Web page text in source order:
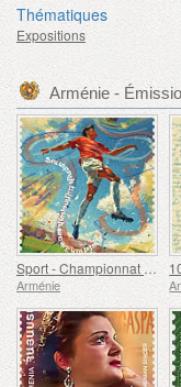
Thématiques
Expositions
Arménie -
Sport - Championnat d'Europe de football, Euro
Arménie